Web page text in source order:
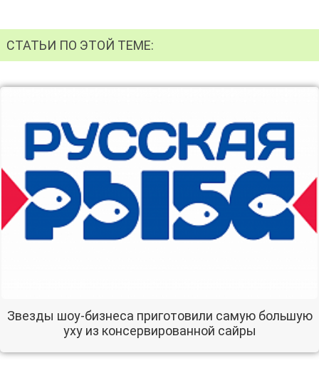
СТАТЬИ ПО ЭТОЙ ТЕМЕ:
Звезды шоу-бизнеса приготовили самую большую
уху из консервированной сайры